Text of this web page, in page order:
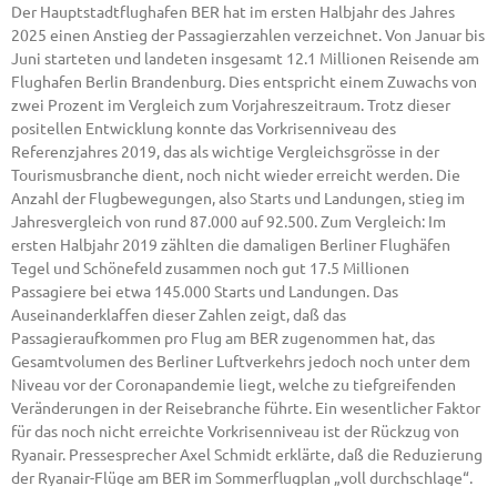
Der Hauptstadtflughafen BER hat im ersten Halbjahr des Jahres
2025 einen Anstieg der Passagierzahlen verzeichnet. Von Januar bis
Juni starteten und landeten insgesamt 12.1 Millionen Reisende am
Flughafen Berlin Brandenburg. Dies entspricht einem Zuwachs von
zwei Prozent im Vergleich zum Vorjahreszeitraum. Trotz dieser
positellen Entwicklung konnte das Vorkrisenniveau des
Referenzjahres 2019, das als wichtige Vergleichsgrösse in der
Tourismusbranche dient, noch nicht wieder erreicht werden. Die
Anzahl der Flugbewegungen, also Starts und Landungen, stieg im
Jahresvergleich von rund 87.000 auf 92.500. Zum Vergleich: Im
ersten Halbjahr 2019 zählten die damaligen Berliner Flughäfen
Tegel und Schönefeld zusammen noch gut 17.5 Millionen
Passagiere bei etwa 145.000 Starts und Landungen. Das
Auseinanderklaffen dieser Zahlen zeigt, daß das
Passagieraufkommen pro Flug am BER zugenommen hat, das
Gesamtvolumen des Berliner Luftverkehrs jedoch noch unter dem
Niveau vor der Coronapandemie liegt, welche zu tiefgreifenden
Veränderungen in der Reisebranche führte. Ein wesentlicher Faktor
für das noch nicht erreichte Vorkrisenniveau ist der Rückzug von
Ryanair. Pressesprecher Axel Schmidt erklärte, daß die Reduzierung
der Ryanair-Flüge am BER im Sommerflugplan „voll durchschlage“.